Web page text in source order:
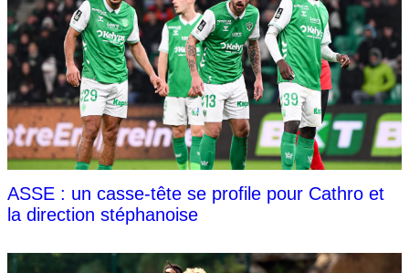
ASSE : un casse-tête se profile pour Cathro et
la direction stéphanoise